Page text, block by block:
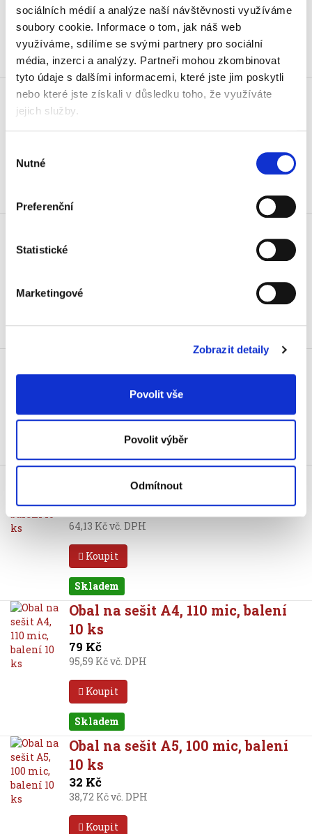
sociálních médií a analýze naší návštěvnosti využíváme
soubory cookie. Informace o tom, jak náš web
využíváme, sdílíme se svými partnery pro sociální
média, inzerci a analýzy. Partneři mohou zkombinovat
tyto údaje s dalšími informacemi, které jste jim poskytli
nebo které jste získali v důsledku toho, že využíváte
jejich služby.
souhlasu
Nutné
Preferenční
Statistické
Marketingové
Zobrazit detaily
Povolit vše
Povolit výběr
Odmítnout
168,19 Kč vč. DPH
Koupit
Skladem
Mapa konferenční se zipem
Atlanta A4
Obal 85x115x0,3 mm - časová
Obal na notový sešit, 100 mic
2,90 Kč
3,51 Kč vč. DPH
Koupit
53 Kč
64,13 Kč vč. DPH
Koupit
Skladem
Obal na sešit A4, 110 mic, balení
10 ks
79 Kč
95,59 Kč vč. DPH
Koupit
Skladem
Obal na sešit A5, 100 mic, balení
10 ks
32 Kč
38,72 Kč vč. DPH
Koupit